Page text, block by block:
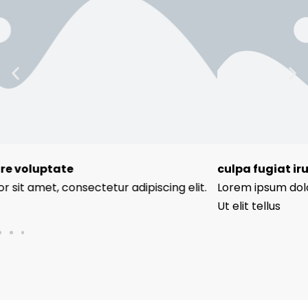
amet, consectetur adipiscing elit.
culpa fugiat irure
Lorem ipsum dolor
Ut elit tellus